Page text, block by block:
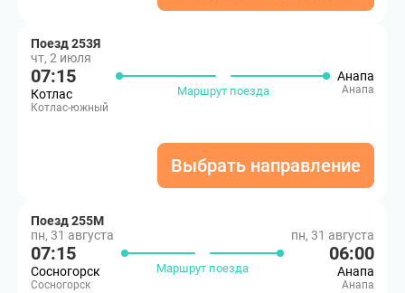
Поезд 253Я
чт, 2 июля
07:15
Котлас
Котлас-южный
Маршрут поезда
Анапа
Анапа
Выбрать направление
Поезд 255М
пн, 31 августа
07:15
Сосногорск
Сосногорск
Маршрут поезда
пн, 31 августа
06:00
Анапа
Анапа